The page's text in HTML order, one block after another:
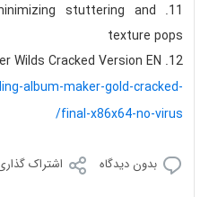
stuttering and
texture pops
Wilds Cracked Version EN
album-maker-gold-cracked-
final-x86x64-no-virus/
بدون دیدگاه اشتراک